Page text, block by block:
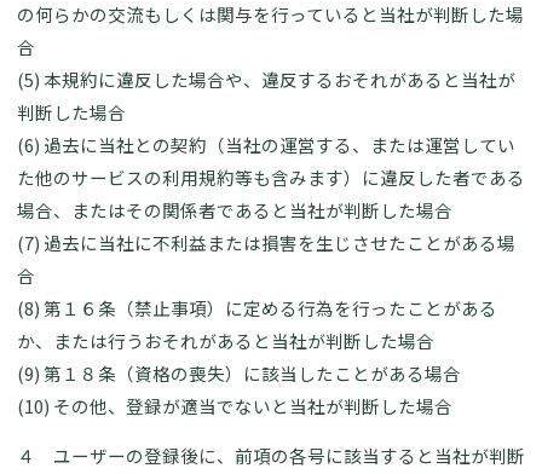
の何らかの交流もしくは関与を行っていると当社が判断した場
合
(5) 本規約に違反した場合や、違反するおそれがあると当社が
判断した場合
(6) 過去に当社との契約（当社の運営する、または運営してい
た他のサービスの利用規約等も含みます）に違反した者である
場合、またはその関係者であると当社が判断した場合
(7) 過去に当社に不利益または損害を生じさせたことがある場
合
(8) 第１６条（禁止事項）に定める行為を行ったことがある
か、または行うおそれがあると当社が判断した場合
(9) 第１８条（資格の喪失）に該当したことがある場合
(10) その他、登録が適当でないと当社が判断した場合
４ ユーザーの登録後に、前項の各号に該当すると当社が判断